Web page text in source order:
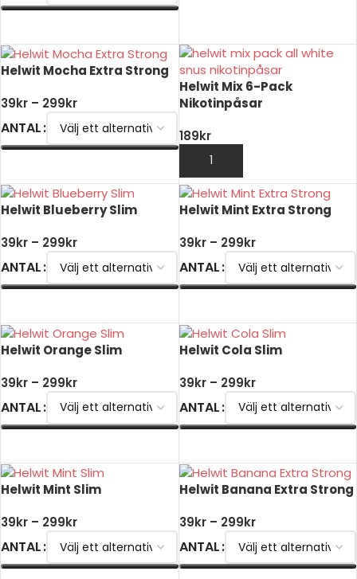
Helwit Mocha Extra Strong
39kr – 299kr
ANTAL
Helwit Mix 6-Pack
Nikotinpåsar
189kr
LÄGG TILL I VARUKORG
Helwit Blueberry Slim
39kr – 299kr
ANTAL
Helwit Mint Extra Strong
39kr – 299kr
ANTAL
Helwit Orange Slim
39kr – 299kr
ANTAL
Helwit Cola Slim
39kr – 299kr
ANTAL
Helwit Mint Slim
39kr – 299kr
ANTAL
Helwit Banana Extra Strong
39kr – 299kr
ANTAL